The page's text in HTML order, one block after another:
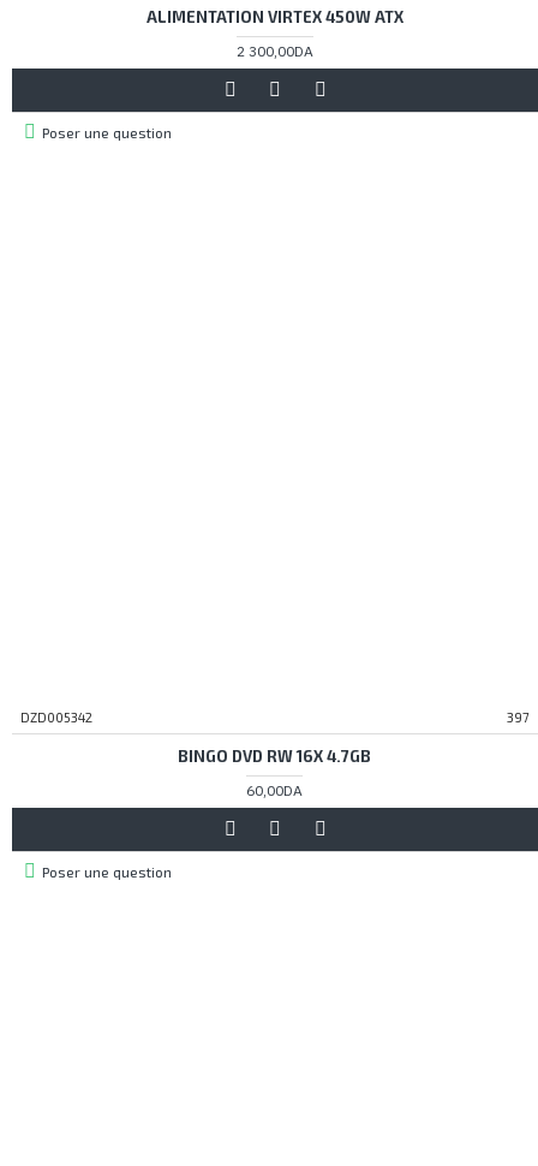
ALIMENTATION VIRTEX 450W ATX
2 300,00DA
Poser une question
DZD005342 397
BINGO DVD RW 16X 4.7GB
60,00DA
Poser une question